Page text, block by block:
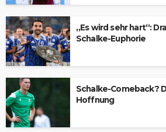
„Es wird sehr hart“:
Schalke-Euphorie
Schalke-Comeback?
Hoffnung